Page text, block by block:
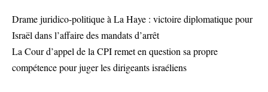
Drame juridico-politique à La Haye : victoire diplomatique pour
Israël dans l’affaire des mandats d’arrêt
La Cour d’appel de la CPI remet en question sa propre
compétence pour juger les dirigeants israéliens